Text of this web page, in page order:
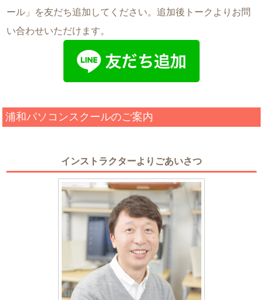
ール」を友だち追加してください。追加後トークよりお問
い合わせいただけます。
浦和パソコンスクールのご案内
インストラクターよりごあいさつ